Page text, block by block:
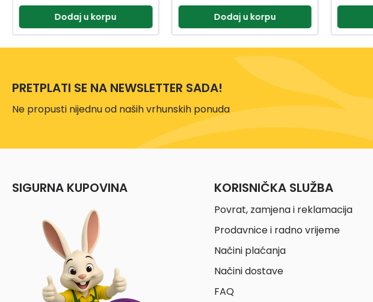
Dodaj u korpu Dodaj u korpu
PRETPLATI SE NA NEWSLETTER SADA!
Ne propusti nijednu od naših vrhunskih ponuda
SIGURNA KUPOVINA KORISNIČKA SLUŽBA
Povrat, zamjena i reklamacija
Prodavnice i radno vrijeme
Načini plaćanja
Načini dostave
FAQ